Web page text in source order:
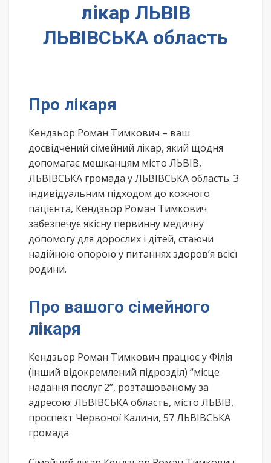
лікар ЛЬВІВ
ЛЬВІВСЬКА область
Про лікаря
Кендзьор Роман Тимкович – ваш
досвідчений сімейний лікар, який щодня
допомагає мешканцям місто ЛЬВІВ,
ЛЬВІВСЬКА громада у ЛЬВІВСЬКА область. З
індивідуальним підходом до кожного
пацієнта, Кендзьор Роман Тимкович
забезпечує якісну первинну медичну
допомогу для дорослих і дітей, стаючи
надійною опорою у питаннях здоров’я всієї
родини.
Про вашого сімейного
лікаря
Кендзьор Роман Тимкович працює у Філія
(інший відокремлений підрозділ) “місце
надання послуг 2”, розташованому за
адресою: ЛЬВІВСЬКА область, місто ЛЬВІВ,
проспект Червоної Калини, 57 ЛЬВІВСЬКА
громада